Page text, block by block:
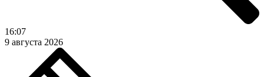
16:07
9 августа 2026